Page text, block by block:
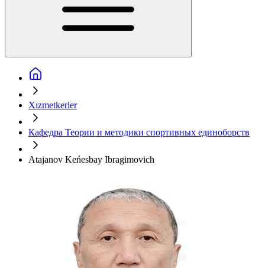
Xızmetkerler
Кафедра Теории и методики спортивных единоборств
Atajanov Keńesbay Ibragimovich